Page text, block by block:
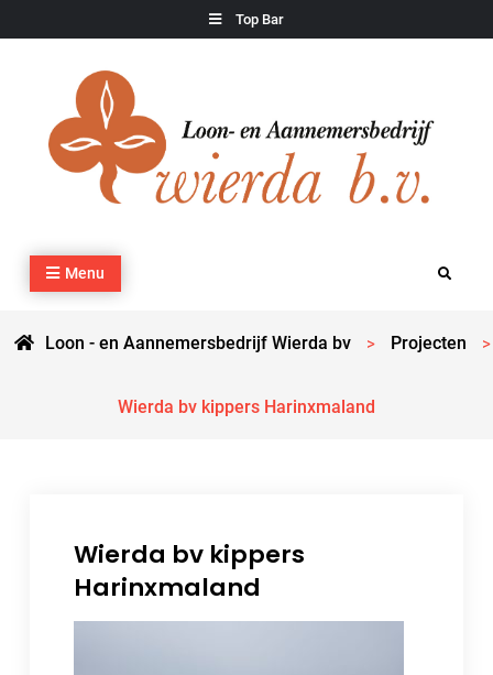
to
Top Bar
Loon – en Aannemersbedrijf Wierda bv
Kraan- en machineverhuur, agrarisch werk, grondverzet,
cultuurtechnisch werk en transport
Menu Search
Loon - en Aannemersbedrijf Wierda bv > Projecten >
Wierda bv kippers Harinxmaland
Wierda bv kippers
Harinxmaland